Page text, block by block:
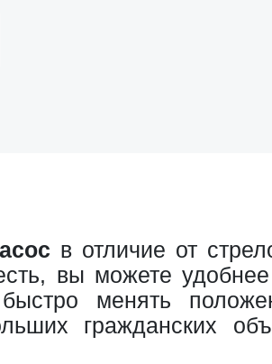
в отличие от
вы можете
менять
гражданских